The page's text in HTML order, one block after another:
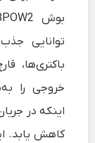
باکتری‌ها،
خروجی را
اینکه در جریان
کاهش یابد. این